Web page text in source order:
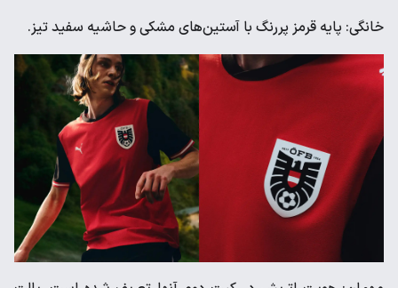
خانگی: پایه قرمز پررنگ با آستین‌های مشکی و حاشیه سفید تیز.